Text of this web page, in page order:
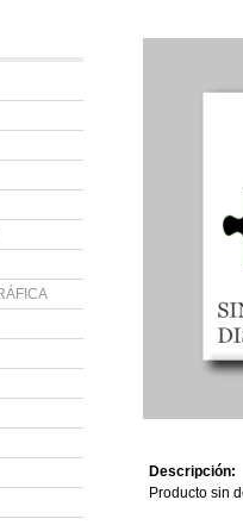
Descripción:
Producto sin